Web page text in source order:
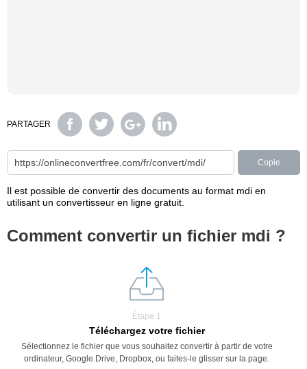
PARTAGER
Copie
Il est possible de convertir des documents au format mdi en
utilisant un convertisseur en ligne gratuit.
Comment convertir un fichier mdi ?
Étape 1
Téléchargez votre fichier
Sélectionnez le fichier que vous souhaitez convertir à partir de votre
ordinateur, Google Drive, Dropbox, ou faites-le glisser sur la page.